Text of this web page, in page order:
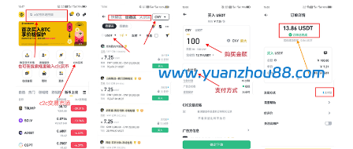
手
续
费
计
算
定